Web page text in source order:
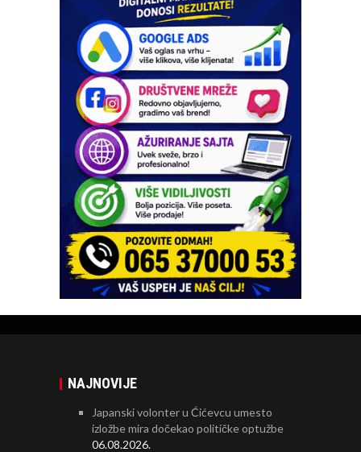
NAJNOVIJE
Japanski volonter u Ćićevcu umesto
izložbe mira dočekao političke optužbe
06.08.2026.